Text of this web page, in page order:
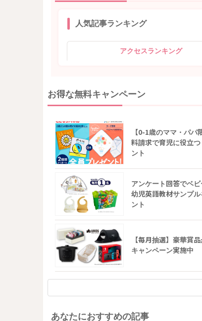
人気記事ランキング
アクセスランキング
お得な無料キャンペーン
【0-1歳のママ・パパ
料請求で育児に役立
ント
アンケート回答でベ
幼児英語教材サンプ
ント
【毎月抽選】豪華賞
キャンペーン実施中
あなたにおすすめの記事